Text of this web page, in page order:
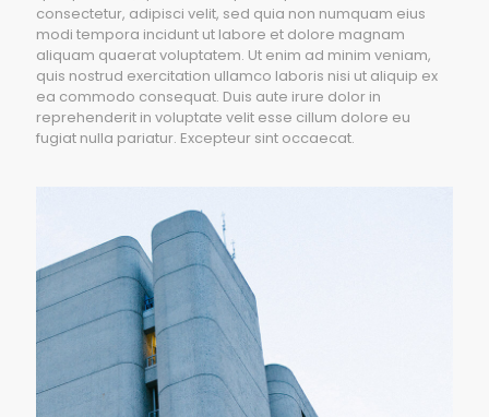
consectetur, adipisci velit, sed quia non numquam eius
modi tempora incidunt ut labore et dolore magnam
aliquam quaerat voluptatem. Ut enim ad minim veniam,
quis nostrud exercitation ullamco laboris nisi ut aliquip ex
ea commodo consequat. Duis aute irure dolor in
reprehenderit in voluptate velit esse cillum dolore eu
fugiat nulla pariatur. Excepteur sint occaecat.